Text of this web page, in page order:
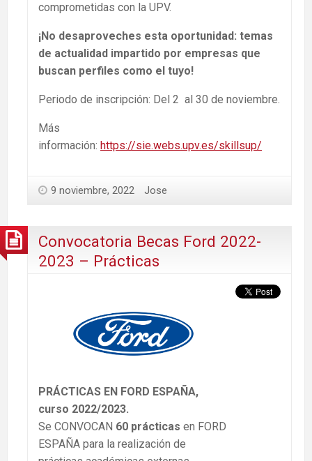
comprometidas con la UPV.
¡No desaproveches esta oportunidad: temas
de actualidad impartido por empresas que
buscan perfiles como el tuyo!
Periodo de inscripción: Del 2 al 30 de noviembre.
Más
información: https://sie.webs.upv.es/skillsup/
9 noviembre, 2022 Jose
Convocatoria Becas Ford 2022-
2023 – Prácticas
PRÁCTICAS EN FORD ESPAÑA,
curso 2022/2023.
Se CONVOCAN 60 prácticas en FORD
ESPAÑA para la realización de